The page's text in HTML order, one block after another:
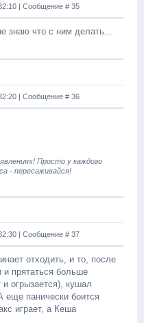
| Сообщение # 35
знаю что с ним делать...
| Сообщение # 36
Просто у каждого
- пересаживайся!
| Сообщение # 37
отходить, и то, после
и прятаться больше
огрызается), кушал
еще панически боится
играет, а Кеша